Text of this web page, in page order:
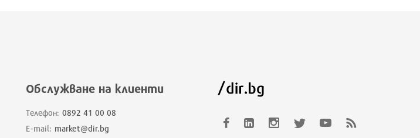
Обслужване на клиенти
Телефон: 0892 41 00 08
E-mail: market@dir.bg